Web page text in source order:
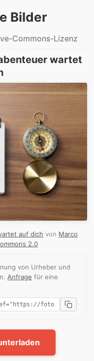
Bilder
Commons-Lizenz
wartet
auf dich von Marco
2.0
von Urheber und
Anfrage für eine